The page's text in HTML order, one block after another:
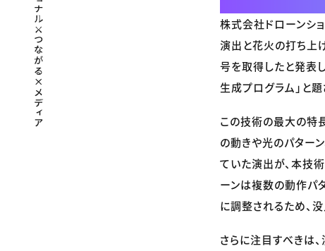
株式会社ドローンシ
演出と花火の打ち上
号を取得したと発表
生成プログラム」と
この技術の最大の特
の動きや光のパター
ていた演出が、本技
ーンは複数の動作パ
に調整されるため、
さらに注目すべきは